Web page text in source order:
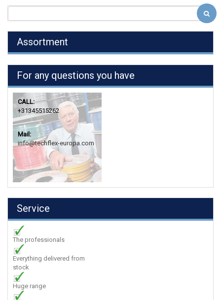
Assortment
For any questions you have
CALL:
+31345515262
Mail:
info@techflex-europa.com
Service
The professionals
Everything delivered from
stock
Huge range